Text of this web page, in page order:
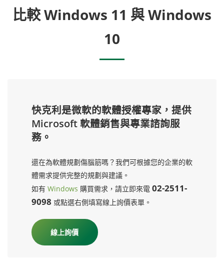
比較 Windows 11 與 Windows
10
快克利是微軟的軟體授權專家，提供
Microsoft 軟體銷售與專業諮詢服
務。
還在為軟體規劃傷腦筋嗎？我們可根據您的企業的軟
體需求提供完整的規劃與建議。
如有 Windows 購買需求，請立即來電 02-2511-
9098 或點選右側填寫線上詢價表單。
線上詢價